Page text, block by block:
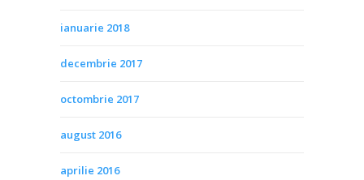
ianuarie 2018
decembrie 2017
octombrie 2017
august 2016
aprilie 2016